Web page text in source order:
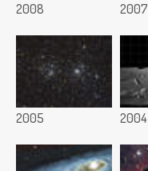
2008 2007
2005 2004